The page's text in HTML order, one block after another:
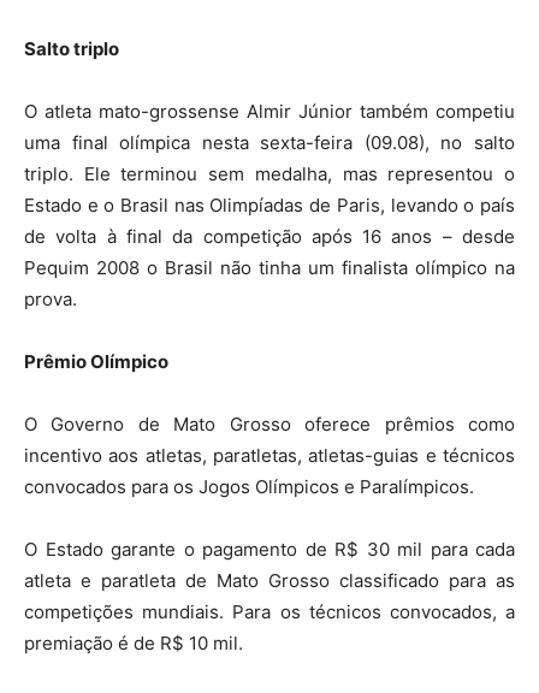
Salto triplo
O atleta mato-grossense Almir Júnior também competiu
uma final olímpica nesta sexta-feira (09.08), no salto
triplo. Ele terminou sem medalha, mas representou o
Estado e o Brasil nas Olimpíadas de Paris, levando o país
de volta à final da competição após 16 anos – desde
Pequim 2008 o Brasil não tinha um finalista olímpico na
prova.
Prêmio Olímpico
O Governo de Mato Grosso oferece prêmios como
incentivo aos atletas, paratletas, atletas-guias e técnicos
convocados para os Jogos Olímpicos e Paralímpicos.
O Estado garante o pagamento de R$ 30 mil para cada
atleta e paratleta de Mato Grosso classificado para as
competições mundiais. Para os técnicos convocados, a
premiação é de R$ 10 mil.